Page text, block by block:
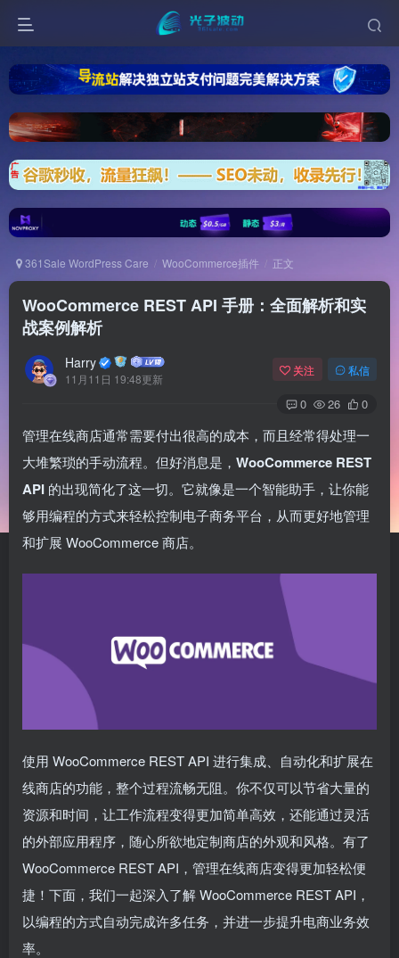
361Sale WordPress Care WooCommerce插件 正文
WooCommerce REST API 手册：全面解析和实
战案例解析
Harry
11月11日 19:48更新
关注 私信
0 26 0
管理在线商店通常需要付出很高的成本，而且经常得处理一
大堆繁琐的手动流程。但好消息是， WooCommerce REST
API 的出现简化了这一切。它就像是一个智能助手，让你能
够用编程的方式来轻松控制电子商务平台，从而更好地管理
和扩展 WooCommerce 商店。
使用 WooCommerce REST API 进行集成、自动化和扩展在
线商店的功能，整个过程流畅无阻。你不仅可以节省大量的
资源和时间，让工作流程变得更加简单高效，还能通过灵活
的外部应用程序，随心所欲地定制商店的外观和风格。有了
WooCommerce REST API，管理在线商店变得更加轻松便
捷！下面，我们一起深入了解 WooCommerce REST API，
以编程的方式自动完成许多任务，并进一步提升电商业务效
率。